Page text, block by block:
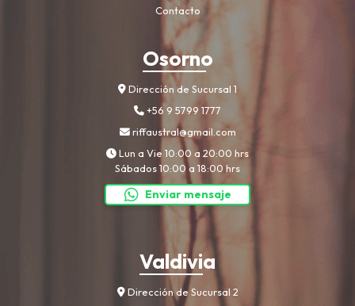
Contacto
Osorno
Dirección de Sucursal 1
+56 9 5799 1777
riffaustral@gmail.com
Lun a Vie 10:00 a 20:00 hrs
Sábados 10:00 a 18:00 hrs
Enviar mensaje
Valdivia
Dirección de Sucursal 2